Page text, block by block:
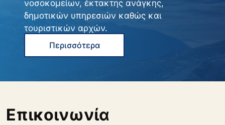
νοσοκομείων, έκτακτης ανάγκης,
δημοτικών υπηρεσιών καθώς και
τουριστικών αρχών.
Περισσότερα
Επικοινωνία